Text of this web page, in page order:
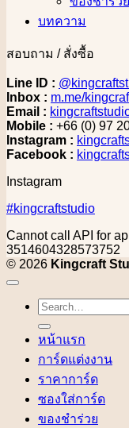
บทความ
สอบถาม / สั่งซื้อ
Line ID :
Inbox : m.me/
Email :
Mobile : +66 (0) 97
Instagram :
Facebook :
Instagram
#kingcraftstudio
Cannot call API for
3514604328573752
© 2026 Kingcraft
Search
for:
หน้าแรก
การ์ดแต่งงาน
ราคาการ์ด
ซองใส่การ์ด
ของชำร่วย